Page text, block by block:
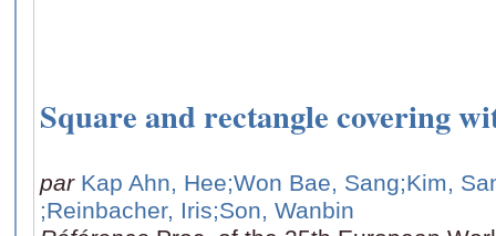
Square and rectangle covering
par Kap Ahn, Hee;Won Bae, Sang;Kim,
;Reinbacher, Iris;Son, Wanbin